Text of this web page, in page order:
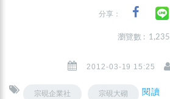
分享：
瀏覽數 : 1,235
2012-03-19 15:25
宗硯企業社 宗硯大砌
閱讀